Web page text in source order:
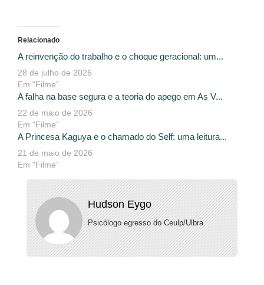
Relacionado
A reinvenção do trabalho e o choque geracional: um...
28 de julho de 2026
Em "Filme"
A falha na base segura e a teoria do apego em As V...
22 de maio de 2026
Em "Filme"
A Princesa Kaguya e o chamado do Self: uma leitura...
21 de maio de 2026
Em "Filme"
Hudson Eygo
Psicólogo egresso do Ceulp/Ulbra.